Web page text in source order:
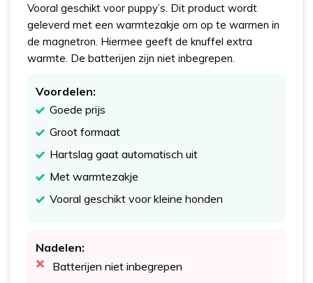
Vooral geschikt voor puppy’s. Dit product wordt
geleverd met een warmtezakje om op te warmen in
de magnetron. Hiermee geeft de knuffel extra
warmte. De batterijen zijn niet inbegrepen.
Voordelen:
Goede prijs
Groot formaat
Hartslag gaat automatisch uit
Met warmtezakje
Vooral geschikt voor kleine honden
Nadelen:
Batterijen niet inbegrepen